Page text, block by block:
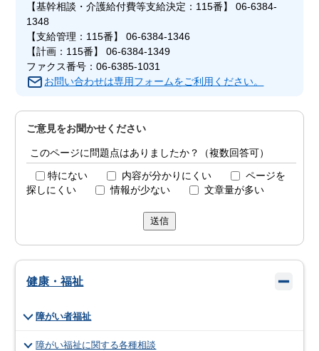
【基幹相談・介護給付費等支給決定：115番】 06-6384-
1348
【支給管理：115番】 06-6384-1346
【計画：115番】 06-6384-1349
ファクス番号：06-6385-1031
お問い合わせは専用フォームをご利用ください。
ご意見をお聞かせください
このページに問題点はありましたか？（複数回答可）
特にない 内容が分かりにくい
ページを
探しにくい
情報が少ない 文章量が多い
送信
健康・福祉
障がい者福祉
障がい福祉に関する各種相談